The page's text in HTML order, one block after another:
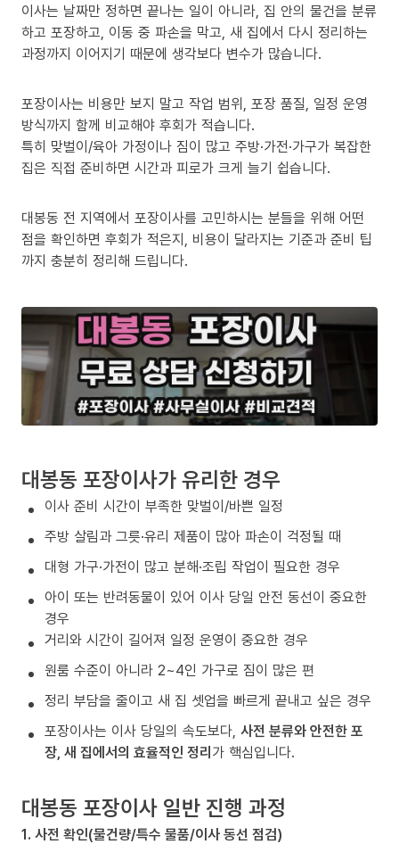
이사는 날짜만 정하면 끝나는 일이 아니라, 집 안의 물건을 분류
하고 포장하고, 이동 중 파손을 막고, 새 집에서 다시 정리하는
과정까지 이어지기 때문에 생각보다 변수가 많습니다.
포장이사는 비용만 보지 말고 작업 범위, 포장 품질, 일정 운영
방식까지 함께 비교해야 후회가 적습니다.
특히 맞벌이/육아 가정이나 짐이 많고 주방·가전·가구가 복잡한
집은 직접 준비하면 시간과 피로가 크게 늘기 쉽습니다.
대봉동 전 지역에서 포장이사를 고민하시는 분들을 위해 어떤
점을 확인하면 후회가 적은지, 비용이 달라지는 기준과 준비 팁
까지 충분히 정리해 드립니다.
대봉동 포장이사가 유리한 경우
이사 준비 시간이 부족한 맞벌이/바쁜 일정
주방 살림과 그릇·유리 제품이 많아 파손이 걱정될 때
대형 가구·가전이 많고 분해·조립 작업이 필요한 경우
아이 또는 반려동물이 있어 이사 당일 안전 동선이 중요한
경우
거리와 시간이 길어져 일정 운영이 중요한 경우
원룸 수준이 아니라 2~4인 가구로 짐이 많은 편
정리 부담을 줄이고 새 집 셋업을 빠르게 끝내고 싶은 경우
포장이사는 이사 당일의 속도보다, 사전 분류와 안전한 포
장, 새 집에서의 효율적인 정리가 핵심입니다.
대봉동 포장이사 일반 진행 과정
1. 사전 확인(물건량/특수 물품/이사 동선 점검)